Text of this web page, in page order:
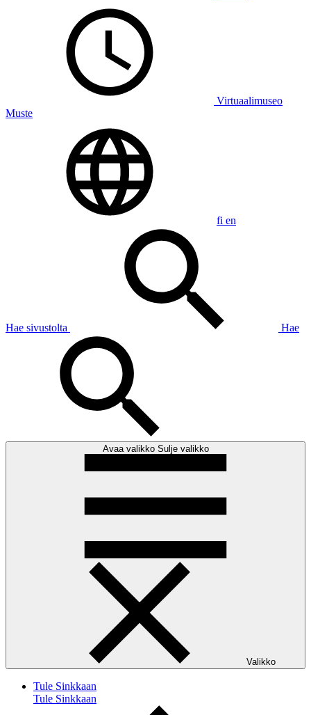
Virtuaalimuseo
Muste
fi en
Hae sivustolta Hae
Avaa valikko Sulje valikko
Valikko
Tule Sinkkaan
Tule Sinkkaan